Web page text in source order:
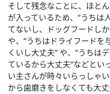
そして残念なことに、ほと
が入っているため、“うちは
てないし、ドッグフードし
や、“うちはドライフードを
くいし大丈夫“ や、“うちは
ているから大丈夫“などとい
い主さんが時々いらっしゃ
から歯磨きをしなくても大丈